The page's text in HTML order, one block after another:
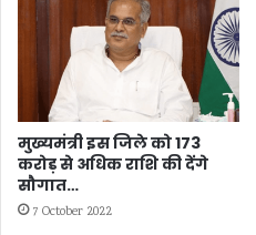
मुख्यमंत्री इस जिले को 173
करोड़ से अधिक राशि की देंगे
सौगात…
7 October 2022